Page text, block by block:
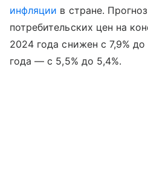
инфляции в стране.
потребительских цен на
2024 года снижен с 7,9% до
года — с 5,5% до 5,4%.